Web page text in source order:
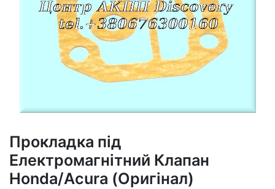
Прокладка під
Електромагнітний Клапан
Honda/Acura (Оригінал)